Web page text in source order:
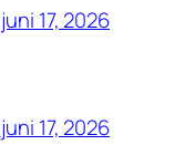
juni 17, 2026
juni 17, 2026